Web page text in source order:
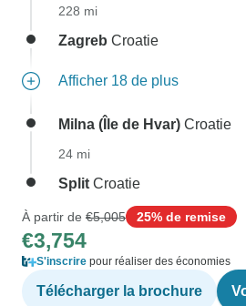
228 mi
Zagreb Croatie
Afficher 18 de plus
Milna (Île de Hvar) Croatie
24 mi
Split Croatie
À partir de €5,005 25% de remise
€3,754
S'inscrire pour réaliser des économies
Télécharger la brochure